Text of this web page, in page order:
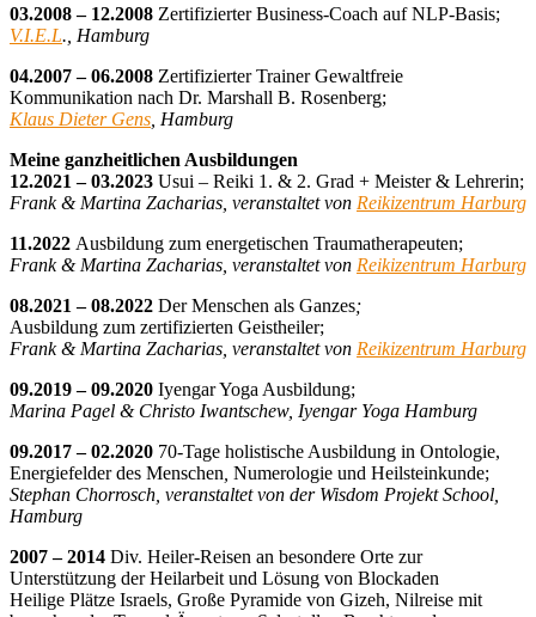
03.2008 – 12.2008 Zertifizierter Business-Coach auf NLP-Basis;
V.I.E.L., Hamburg
04.2007 – 06.2008 Zertifizierter Trainer Gewaltfreie
Kommunikation nach Dr. Marshall B. Rosenberg;
Klaus Dieter Gens, Hamburg
Meine ganzheitlichen Ausbildungen
12.2021 – 03.2023 Usui – Reiki 1. & 2. Grad + Meister & Lehrerin;
Frank & Martina Zacharias, veranstaltet von Reikizentrum Harburg
11.2022 Ausbildung zum energetischen Traumatherapeuten;
Frank & Martina Zacharias, veranstaltet von Reikizentrum Harburg
08.2021 – 08.2022 Der Menschen als Ganzes;
Ausbildung zum zertifizierten Geistheiler;
Frank & Martina Zacharias, veranstaltet von Reikizentrum Harburg
09.2019 – 09.2020 Iyengar Yoga Ausbildung;
Marina Pagel & Christo Iwantschew, Iyengar Yoga Hamburg
09.2017 – 02.2020 70-Tage holistische Ausbildung in Ontologie,
Energiefelder des Menschen, Numerologie und Heilsteinkunde;
Stephan Chorrosch, veranstaltet von der Wisdom Projekt School,
Hamburg
2007 – 2014 Div. Heiler-Reisen an besondere Orte zur
Unterstützung der Heilarbeit und Lösung von Blockaden
Heilige Plätze Israels, Große Pyramide von Gizeh, Nilreise mit